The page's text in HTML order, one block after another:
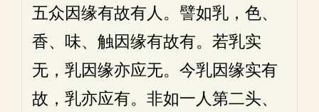
五众因缘有故有人。譬如乳，色、
香、味、触因缘有故有。若乳实
无，乳因缘亦应无。今乳因缘实有
故，乳亦应有。非如一人第二头、